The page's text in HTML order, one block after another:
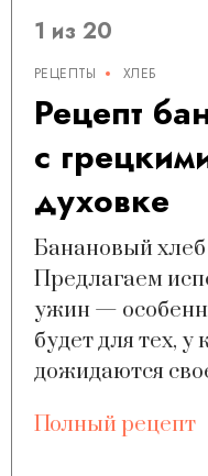
1 из 20
РЕЦЕПТЫ ХЛЕБ
Рецепт
с
духовке
Банановый
Предлагаем
ужин —
будет для тех, у
дожидаются
Полный рецепт